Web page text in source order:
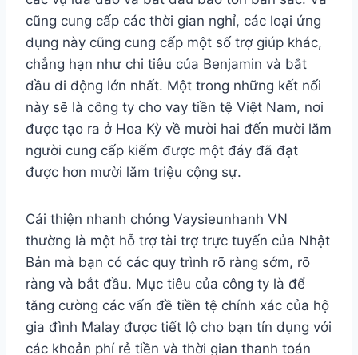
cũng cung cấp các thời gian nghỉ, các loại ứng
dụng này cũng cung cấp một số trợ giúp khác,
chẳng hạn như chi tiêu của Benjamin và bắt
đầu di động lớn nhất. Một trong những kết nối
này sẽ là công ty cho vay tiền tệ Việt Nam, nơi
được tạo ra ở Hoa Kỳ về mười hai đến mười lăm
người cung cấp kiếm được một đáy đã đạt
được hơn mười lăm triệu cộng sự.
Cải thiện nhanh chóng Vaysieunhanh VN
thường là một hỗ trợ tài trợ trực tuyến của Nhật
Bản mà bạn có các quy trình rõ ràng sớm, rõ
ràng và bắt đầu. Mục tiêu của công ty là để
tăng cường các vấn đề tiền tệ chính xác của hộ
gia đình Malay được tiết lộ cho bạn tín dụng với
các khoản phí rẻ tiền và thời gian thanh toán